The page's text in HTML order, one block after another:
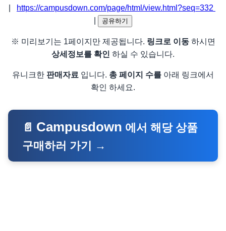
https://campusdown.com/page/html/view.html?seq=332
공유하기
※ 미리보기는 1페이지만 제공됩니다. 링크로 이동하시면
상세정보를 확인 하실 수 있습니다.
유니크한 판매자료 입니다. 총 페이지 수를 아래 링크에서
확인 하세요.
📄 Campusdown 에서 해당 상품
구매하러 가기 →